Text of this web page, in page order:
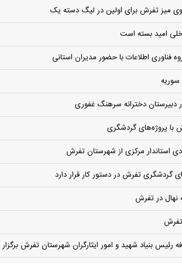
میز تفرش برای اولین در لیگ دسته یک
امید بسته است
فناوری اطلاعات با حضور مدیران استانی
سوریه
دبیرستان دخترانه سرهنگ غفوری
با پروژه‌های گردشگری
استاندار مرکزی از شهرستان تفرش
گردشگری تفرش در دستور کار قرار دارد
تفرش
رئیس بنیاد شهید و امور ایثارگران شهرستان تفرش